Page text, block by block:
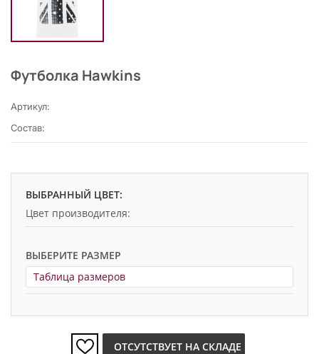
Футболка Hawkins
Артикул:
Состав:
ВЫБРАННЫЙ ЦВЕТ:
Цвет производителя:
ВЫБЕРИТЕ РАЗМЕР
Таблица размеров
ОТСУТСТВУЕТ НА СКЛАДЕ